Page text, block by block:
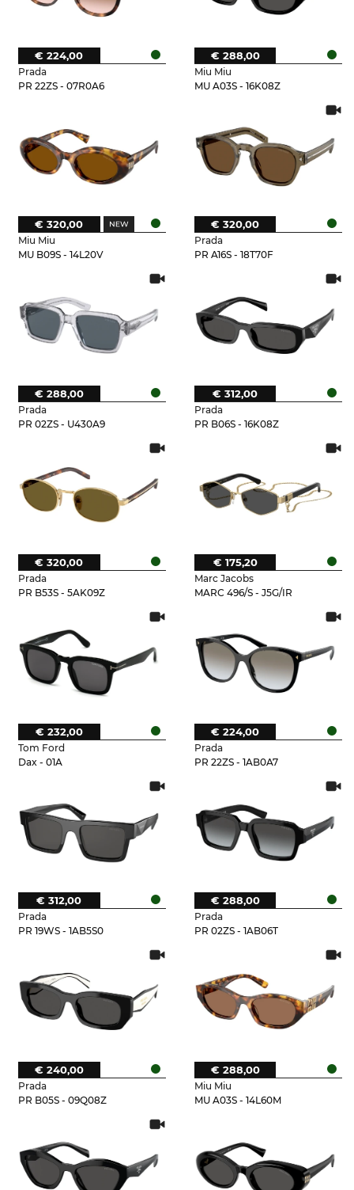
Prada
PR 22ZS - 07R0A6
€ 224,00
Miu Miu
MU A03S - 16K08Z
€ 288,00
Miu Miu
MU B09S - 14L20V
€ 320,00
Prada
PR A16S - 18T70F
€ 320,00
Prada
PR 02ZS - U430A9
€ 288,00
Prada
PR B06S - 16K08Z
€ 312,00
Prada
PR B53S - 5AK09Z
€ 320,00
Marc Jacobs
MARC 496/S - J5G/IR
€ 175,20
Tom Ford
Dax - 01A
€ 232,00
Prada
PR 22ZS - 1AB0A7
€ 224,00
Prada
PR 19WS - 1AB5S0
€ 312,00
Prada
PR 02ZS - 1AB06T
€ 288,00
Prada
PR B05S - 09Q08Z
€ 240,00
Miu Miu
MU A03S - 14L60M
€ 288,00